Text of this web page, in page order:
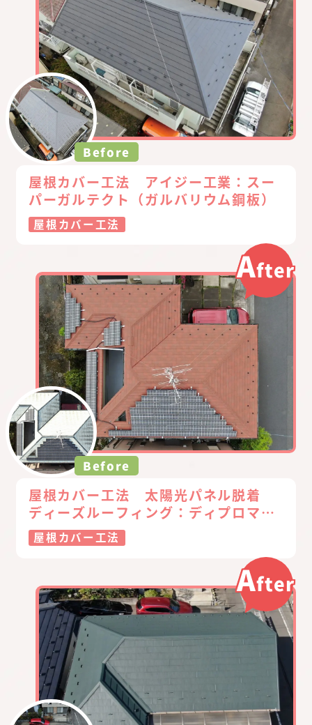
Before
屋根カバー工法 アイジー工業：スー
パーガルテクト（ガルバリウム鋼板）
屋根カバー工法
After
Before
屋根カバー工法 太陽光パネル脱着
ディーズルーフィング：ディプロマッ
トスター（ジンガリウム鋼板）
屋根カバー工法
After